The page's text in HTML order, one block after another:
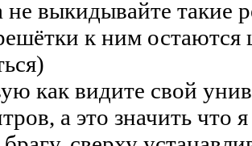
не выкидывайте такие
к ним
как видите свой
а это значить что